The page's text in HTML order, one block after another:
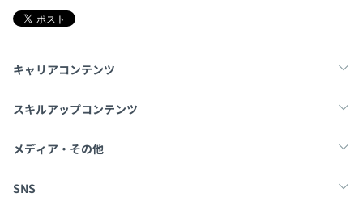
キャリアコンテンツ
転職・キャリア
スキルアップコンテンツ
学習
メディア・その他
Tech Team Journal
SNS